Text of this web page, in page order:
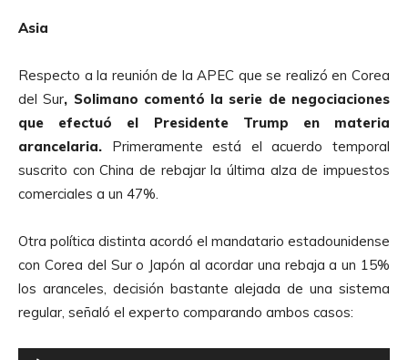
Asia
Respecto a la reunión de la APEC que se realizó en Corea
del Sur, Solimano comentó la serie de negociaciones
que efectuó el Presidente Trump en materia
arancelaria. Primeramente está el acuerdo temporal
suscrito con China de rebajar la última alza de impuestos
comerciales a un 47%.
Otra política distinta acordó el mandatario estadounidense
con Corea del Sur o Japón al acordar una rebaja a un 15%
los aranceles, decisión bastante alejada de una sistema
regular, señaló el experto comparando ambos casos: